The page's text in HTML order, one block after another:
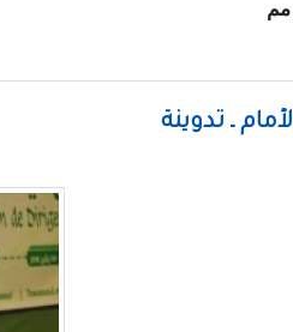
ـ تدوينة